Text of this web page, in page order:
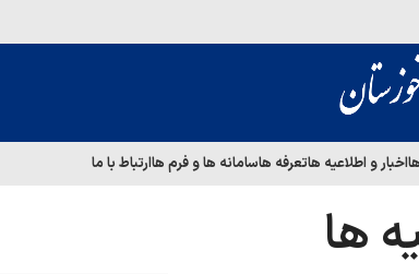
اخبار و اطلاعیه هاتعرفه هاسامانه ها و فرم هاارتباط با ما
ها